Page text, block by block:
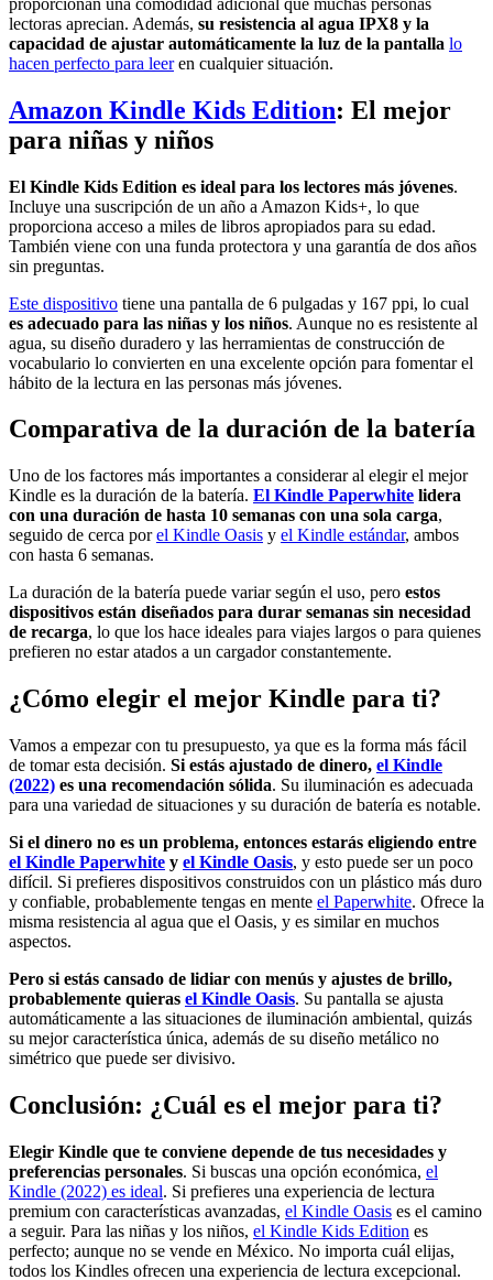
lectoras aprecian. Además, su resistencia al agua IPX8 y la
capacidad de ajustar automáticamente la luz de la pantalla lo
hacen perfecto para leeren cualquier situación.
Amazon Kindle Kids Edition: El mejor
para niñas y niños
El Kindle Kids Edition es ideal para los lectores más jóvenes.
Incluye una suscripción de un año a Amazon Kids+, lo que
proporciona acceso a miles de libros apropiados para su edad.
También viene con una funda protectora y una garantía de dos años
sin preguntas.
Este dispositivo tiene una pantalla de 6 pulgadas y 167 ppi, lo cual
es adecuado para las niñas y los niños. Aunque no es resistente al
agua, su diseño duradero y las herramientas de construcción de
vocabulario lo convierten en una excelente opción para fomentar el
hábito de la lectura en las personas más jóvenes.
Comparativa de la duración de la batería
Uno de los factores más importantes a considerar al elegir el mejor
Kindle es la duración de la batería. El Kindle Paperwhite lidera
con una duración de hasta 10 semanas con una sola carga,
seguido de cerca porel Kindle Oasis y el Kindle estándar, ambos
con hasta 6 semanas.
La duración de la batería puede variar según el uso, pero estos
dispositivos están diseñados para durar semanas sin necesidad
de recarga, lo que los hace ideales para viajes largos o para quienes
prefieren no estar atados a un cargador constantemente.
¿Cómo elegir el mejor Kindle para ti?
Vamos a empezar con tu presupuesto, ya que es la forma más fácil
de tomar esta decisión. Si estás ajustado de dinero, el Kindle
(2022) es una recomendación sólida. Su iluminación es adecuada
para una variedad de situaciones y su duración de batería es notable.
Si el dinero no es un problema, entonces estarás eligiendo entre
el Kindle Paperwhite y el Kindle Oasis, y esto puede ser un poco
difícil. Si prefieres dispositivos construidos con un plástico más duro
y confiable, probablemente tengas en mente el Paperwhite. Ofrece la
misma resistencia al agua que el Oasis, y es similar en muchos
aspectos.
Pero si estás cansado de lidiar con menús y ajustes de brillo,
probablemente quieras el Kindle Oasis. Su pantalla se ajusta
automáticamente a las situaciones de iluminación ambiental, quizás
su mejor característica única, además de su diseño metálico no
simétrico que puede ser divisivo.
Conclusión: ¿Cuál es el mejor para ti?
Elegir Kindle que te conviene depende de tus necesidades y
preferencias personales. Si buscas una opción económica, el
Kindle (2022) es ideal. Si prefieres una experiencia de lectura
premium con características avanzadas, el Kindle Oasis es el camino
a seguir. Para las niñas y los niños, el Kindle Kids Edition es
perfecto; aunque no se vende en México. No importa cuál elijas,
todos los Kindles ofrecen una experiencia de lectura excepcional.